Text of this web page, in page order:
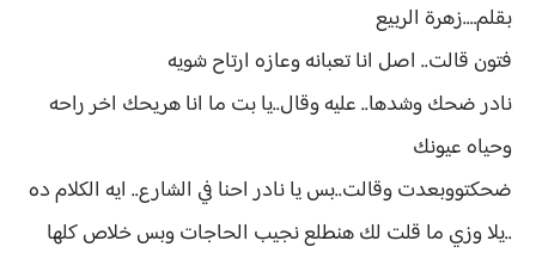
بقلم….زهرة الربيع
فتون قالت.. اصل انا تعبانه وعازه ارتاح شويه
نادر ضحك وشدها.. عليه وقال..يا بت ما انا هريحك اخر راحه
وحياه عيونك
ضحكتووبعدت وقالت..بس يا نادر احنا في الشارع.. ايه الكلام ده
..يلا وزي ما قلت لك هنطلع نجيب الحاجات وبس خلاص كلها